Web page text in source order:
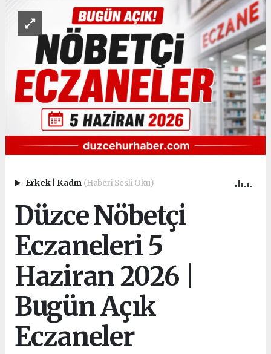
Erkek Kadın (Haberi Sesli Oku)
Düzce Nöbetçi
Eczaneleri 5
Haziran 2026 |
Bugün Açık
Eczaneler